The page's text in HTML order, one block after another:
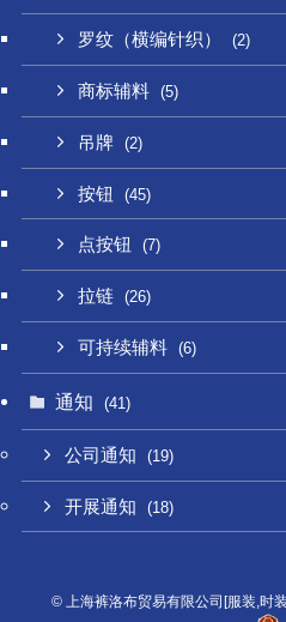
罗纹（横编针织） (2)
商标辅料 (5)
吊牌 (2)
按钮 (45)
点按钮 (7)
拉链 (26)
可持续辅料 (6)
通知 (41)
公司通知 (19)
开展通知 (18)
©上海裤洛布贸易有限公司[服装,时